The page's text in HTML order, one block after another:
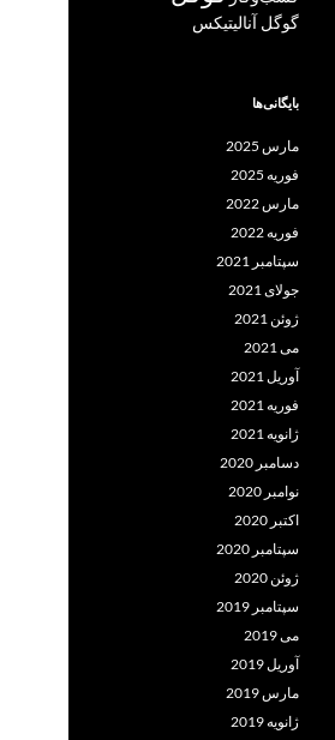
گوگل آنالیتیکس
بایگانی‌ها
مارس 2025
فوریه 2025
مارس 2022
فوریه 2022
سپتامبر 2021
جولای 2021
ژوئن 2021
می 2021
آوریل 2021
فوریه 2021
ژانویه 2021
دسامبر 2020
نوامبر 2020
اکتبر 2020
سپتامبر 2020
ژوئن 2020
سپتامبر 2019
می 2019
آوریل 2019
مارس 2019
ژانویه 2019